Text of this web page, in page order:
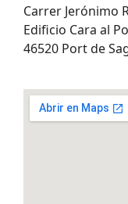
Carrer Jerónimo
Edificio Cara al
46520 Port de